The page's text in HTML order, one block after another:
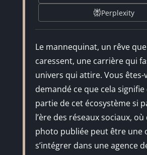
Perplexity
Le mannequinat, un rêve
caressent, une carrière qui
univers qui attire. Vous êtes-
demandé ce que cela
partie de cet écosystème si
l’ère des réseaux sociaux,
photo publiée peut être une
s’intégrer dans une agence